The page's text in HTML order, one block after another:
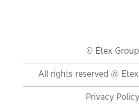
© Etex Group
All rights reserved @
Privacy Policy